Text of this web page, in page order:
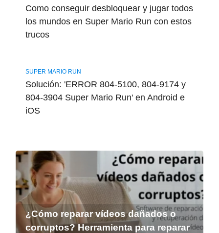
Como conseguir desbloquear y jugar todos
los mundos en Super Mario Run con estos
trucos
SUPER MARIO RUN
Solución: 'ERROR 804-5100, 804-9174 y
804-3904 Super Mario Run' en Android e
iOS
¿Cómo reparar vídeos dañados o
corruptos? Herramienta para reparar